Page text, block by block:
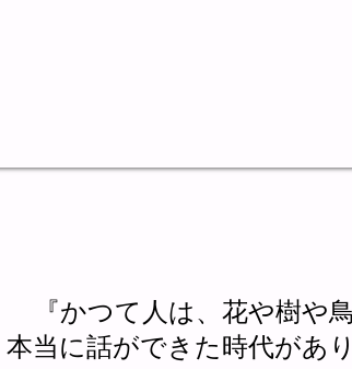
『かつて人は、花や樹や
本当に話ができた時代があ